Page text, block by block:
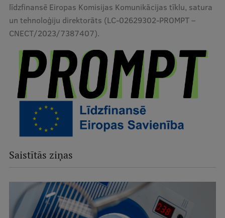
līdzfinansē Eiropas Komisijas Komunikācijas tīklu, satura
un tehnoloģiju direktorāts (LC-02629302-PROMPT –
CNECT/2023/7387407).
Saistītās ziņas